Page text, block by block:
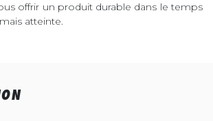
offrir un produit durable dans le temps
atteinte.